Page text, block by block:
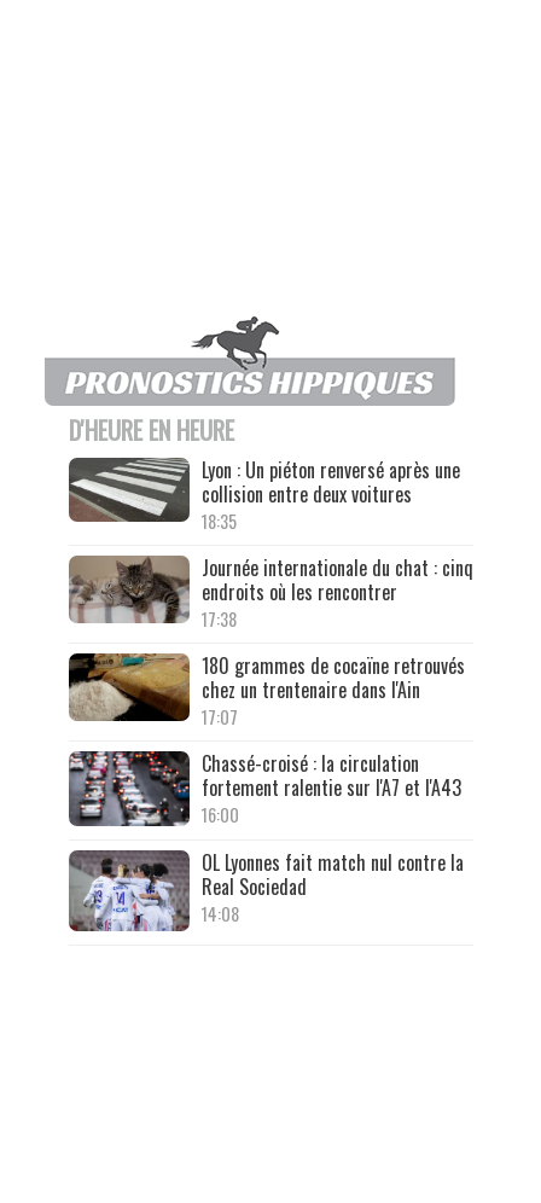
D'HEURE EN HEURE
Lyon : Un piéton renversé après une
collision entre deux voitures
18:35
Journée internationale du chat : cinq
endroits où les rencontrer
17:38
180 grammes de cocaïne retrouvés
chez un trentenaire dans l'Ain
17:07
Chassé-croisé : la circulation
fortement ralentie sur l'A7 et l'A43
16:00
OL Lyonnes fait match nul contre la
Real Sociedad
14:08